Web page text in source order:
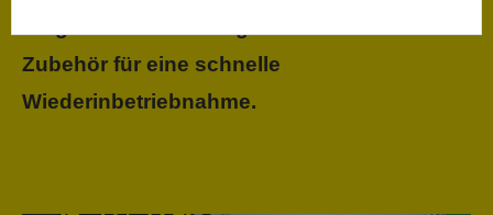
Zubehör für eine schnelle
Wiederinbetriebnahme.